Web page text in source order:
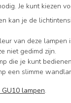
Je kunt kiezen
kan je de
van deze
niet gedimd zijn.
die je kunt
een slimme
lampen.